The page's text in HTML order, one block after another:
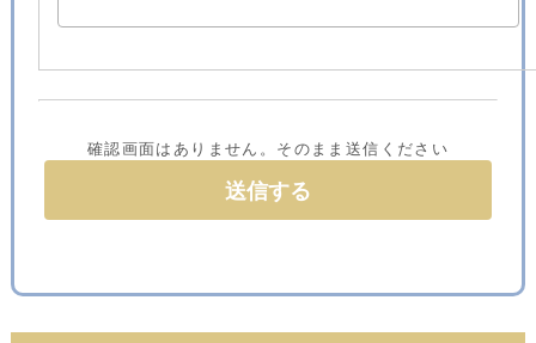
確認画面はありません。そのまま送信ください